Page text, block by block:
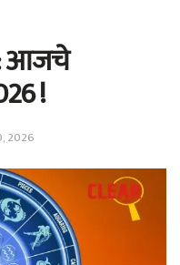
: आजचे
!
2026